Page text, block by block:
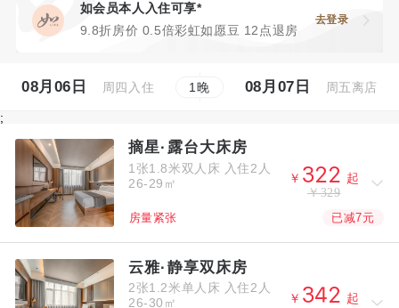
如会员本人入住可享*
9.8折房价 0.5倍彩虹如愿豆 12点退房
去登录
08月06日 周四入住 1晚 08月07日 周五离店
;
摘星·露台大床房
1张1.8米双人床 入住2人
26-29㎡
￥  
起
￥329
房量紧张 已减7元
云雅·静享双床房
2张1.2米单人床 入住2人
26-30㎡
￥ 
起